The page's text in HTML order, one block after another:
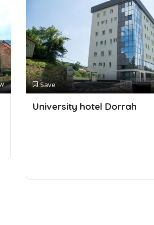
Save
University hotel Dorrah